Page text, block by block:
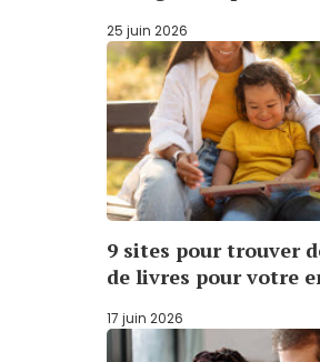
25 juin 2026
9 sites pour trouver
de livres pour votre
17 juin 2026